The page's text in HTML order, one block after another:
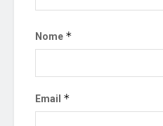
Nome *
Email *